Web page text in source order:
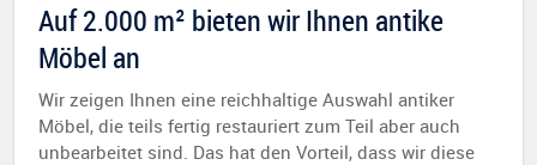
Auf 2.000 m² bieten wir Ihnen antike
Möbel an
Wir zeigen Ihnen eine reichhaltige Auswahl antiker
Möbel, die teils fertig restauriert zum Teil aber auch
unbearbeitet sind. Das hat den Vorteil, dass wir diese